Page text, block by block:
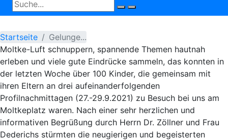
Startseite
Gelunge...
Moltke-Luft schnuppern, spannende Themen hautnah
erleben und viele gute Eindrücke sammeln, das konnten in
der letzten Woche über 100 Kinder, die gemeinsam mit
ihren Eltern an drei aufeinanderfolgenden
Profilnachmittagen (27.-29.9.2021) zu Besuch bei uns am
Moltkeplatz waren. Nach einer sehr herzlichen und
informativen Begrüßung durch Herrn Dr. Zöllner und Frau
Dederichs stürmten die neugierigen und begeisterten